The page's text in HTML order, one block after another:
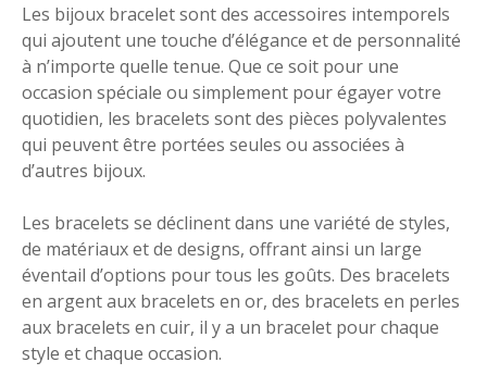
Les bijoux bracelet sont des accessoires intemporels
qui ajoutent une touche d’élégance et de personnalité
à n’importe quelle tenue. Que ce soit pour une
occasion spéciale ou simplement pour égayer votre
quotidien, les bracelets sont des pièces polyvalentes
qui peuvent être portées seules ou associées à
d’autres bijoux.
Les bracelets se déclinent dans une variété de styles,
de matériaux et de designs, offrant ainsi un large
éventail d’options pour tous les goûts. Des bracelets
en argent aux bracelets en or, des bracelets en perles
aux bracelets en cuir, il y a un bracelet pour chaque
style et chaque occasion.